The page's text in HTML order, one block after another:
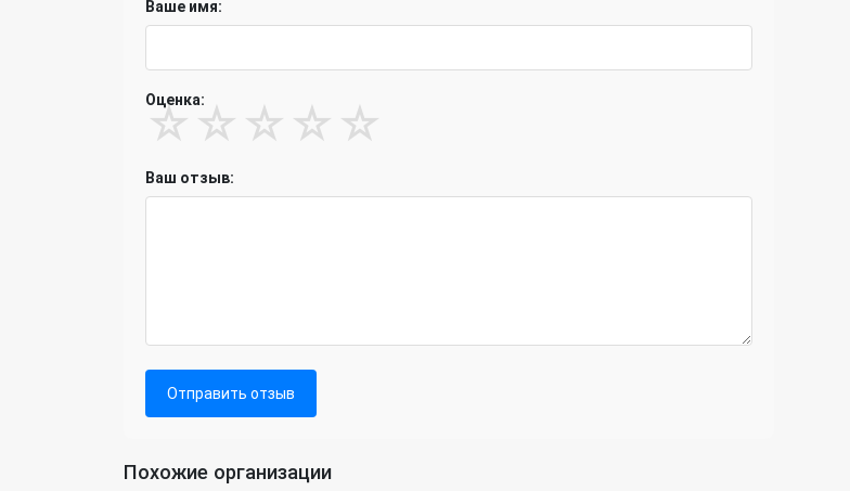
Ваше имя:
Оценка:
☆ ☆ ☆ ☆ ☆
Ваш отзыв:
Отправить отзыв
Похожие организации